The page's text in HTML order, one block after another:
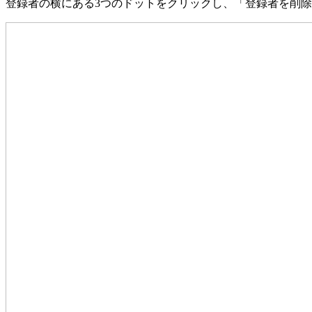
登録者の横にある3つのドットをクリックし、「登録者を削